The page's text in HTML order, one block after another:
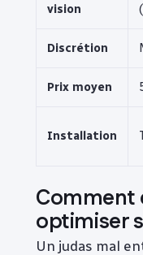
vision
Discrétion
Prix moyen
Installation
Comment
optimiser
Un judas mal